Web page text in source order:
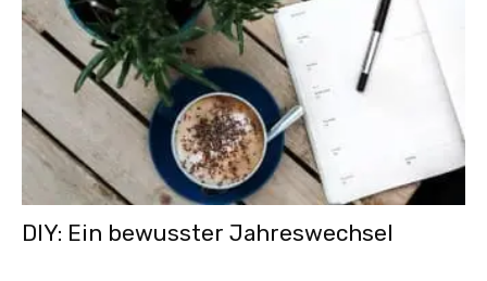
DIY: Ein bewusster Jahreswechsel